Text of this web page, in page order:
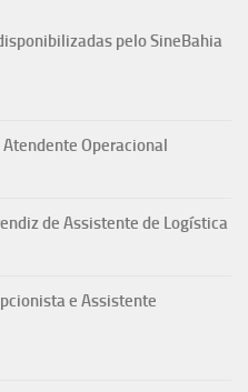
pelo SineBahia
Operacional
de Assistente de Logística
e Assistente